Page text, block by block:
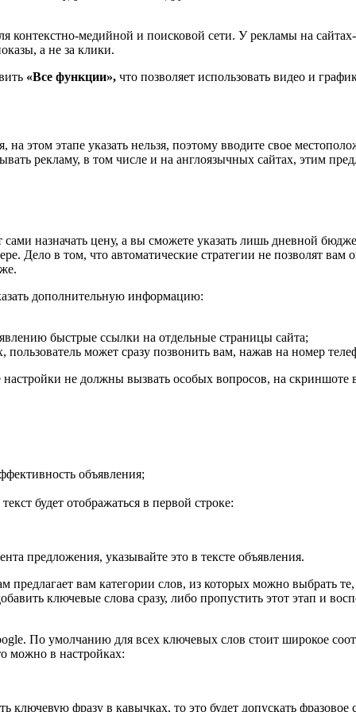
медийной и поисковой сети. У рекламы на
а не за клики.
«Все функции», что позволяет использовать видео и
на этом этапе указать нельзя, поэтому вводите свое
рекламу, в том числе и на англоязычных сайтах, этим
назначать цену, а вы сможете указать лишь дневной
Дело в том, что автоматические стратегии не позволят
дополнительную информацию:
быстрые ссылки на отдельные страницы сайта;
может сразу позвонить вам, нажав на номер
не должны вызвать особых вопросов, на
объявления;
будет отображаться в первой строке:
предложения, указывайте это в тексте объявления.
предлагает вам категории слов, из которых можно выбрать
ключевые слова сразу, либо пропустить этот этап и
По умолчанию для всех ключевых слов стоит широкое
можно в настройках:
ключевую фразу в кавычках, то это будет допускать